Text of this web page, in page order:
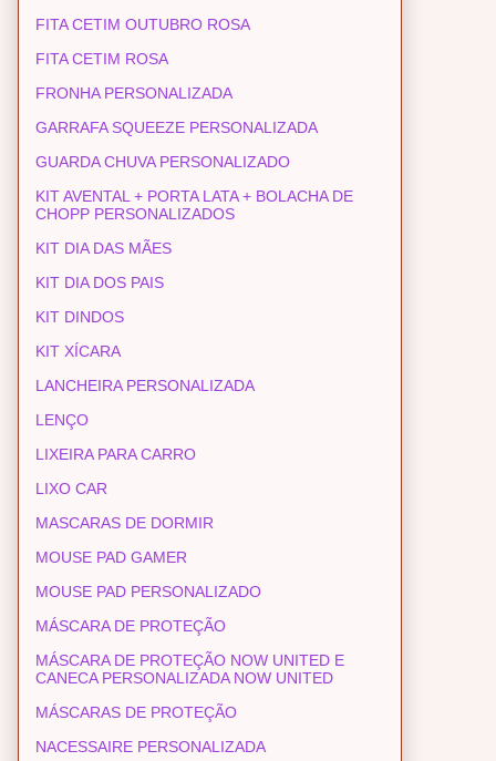
FITA CETIM OUTUBRO ROSA
FITA CETIM ROSA
FRONHA PERSONALIZADA
GARRAFA SQUEEZE PERSONALIZADA
GUARDA CHUVA PERSONALIZADO
KIT AVENTAL + PORTA LATA + BOLACHA DE
CHOPP PERSONALIZADOS
KIT DIA DAS MÃES
KIT DIA DOS PAIS
KIT DINDOS
KIT XÍCARA
LANCHEIRA PERSONALIZADA
LENÇO
LIXEIRA PARA CARRO
LIXO CAR
MASCARAS DE DORMIR
MOUSE PAD GAMER
MOUSE PAD PERSONALIZADO
MÁSCARA DE PROTEÇÃO
MÁSCARA DE PROTEÇÃO NOW UNITED E
CANECA PERSONALIZADA NOW UNITED
MÁSCARAS DE PROTEÇÃO
NACESSAIRE PERSONALIZADA